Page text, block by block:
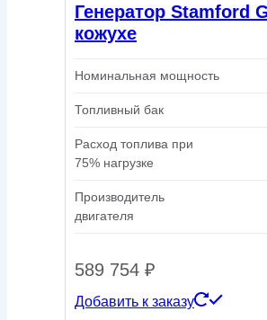
Генератор Stamford
кожухе
Номинальная мощность
Топливный бак
Расход топлива при
75% нагрузке
Производитель
двигателя
589 754 ₽
Добавить к заказу